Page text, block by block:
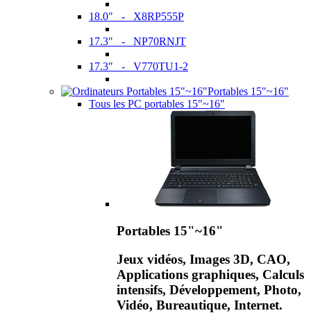
18.0" - X8RP555P
17.3" - NP70RNJT
17.3" - V770TU1-2
Portables 15"~16"
Tous les PC portables 15"~16"
Portables 15"~16"
Jeux vidéos, Images 3D, CAO,
Applications graphiques, Calculs
intensifs, Développement, Photo,
Vidéo, Bureautique, Internet.